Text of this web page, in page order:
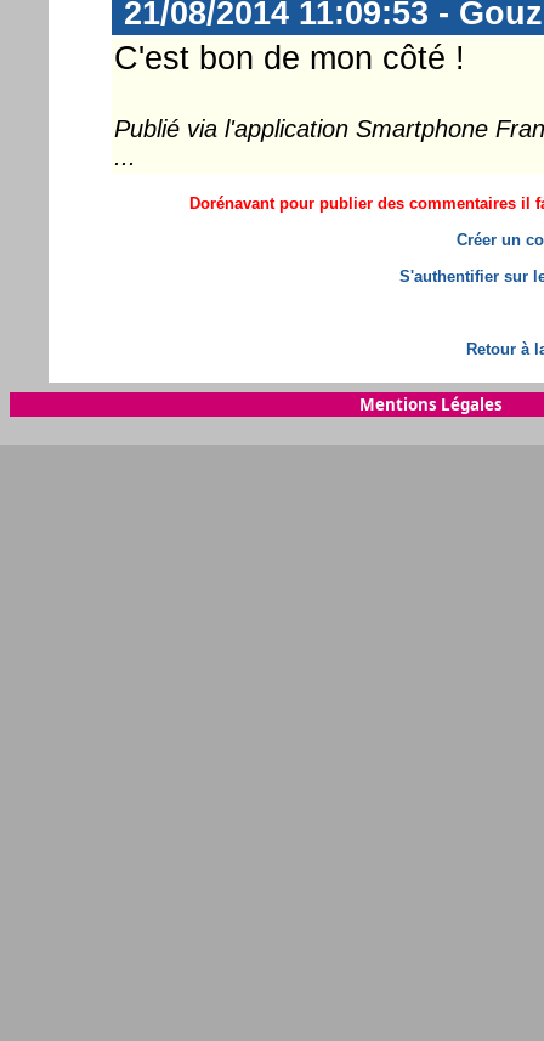
21/08/2014 11:09:53 -
C'est bon de mon côté !
Publié via l'application Smartphone
...
Dorénavant pour publier des commentaires il
Créer un
S'authentifier sur
Retour à
Mentions Légales